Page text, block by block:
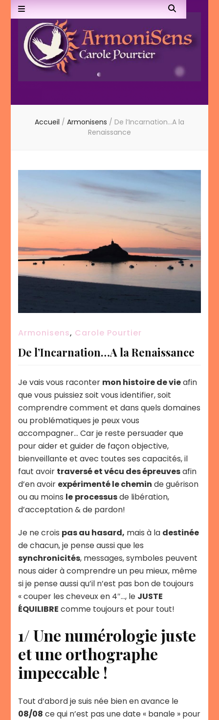
Armonisens
Accueil / Armonisens / De l’Incarnation…A la
Renaissance
Armonisens, Carole Pourtier
De l’Incarnation…A la Renaissance
Je vais vous raconter mon histoire de vieafin
que vous puissiez soit vous identifier, soit
comprendre comment et dans quels domaines
ou problématiques je peux vous
accompagner… Car je reste persuader que
pour aider et guider de façon objective,
bienveillante et avec toutes ses capacités, il
faut avoir traversé et vécu des épreuvesafin
d’en avoir expérimenté le chemin de guérison
ou au moins le processusde libération,
d’acceptation & de pardon!
Je ne crois pas au hasard, mais à la destinée
de chacun, je pense aussi que les
synchronicités, messages, symboles peuvent
nous aider à comprendre un peu mieux, même
si je pense aussi qu’il n’est pas bon de toujours
« couper les cheveux en 4″…, le JUSTE
ÉQUILIBRE comme toujours et pour tout!
1/ Une numérologie juste
et une orthographe
impeccable !
Tout d’abord je suis née bien en avance le
08/08 ce qui n’est pas une date « banale » pour